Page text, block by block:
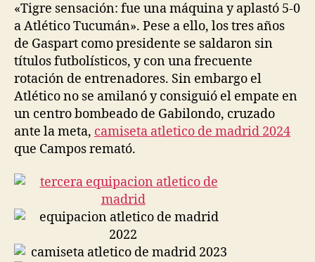
«Tigre sensación: fue una máquina y aplastó 5-0
a Atlético Tucumán». Pese a ello, los tres años
de Gaspart como presidente se saldaron sin
títulos futbolísticos, y con una frecuente
rotación de entrenadores. Sin embargo el
Atlético no se amilanó y consiguió el empate en
un centro bombeado de Gabilondo, cruzado
ante la meta, camiseta atletico de madrid 2024
que Campos remató.